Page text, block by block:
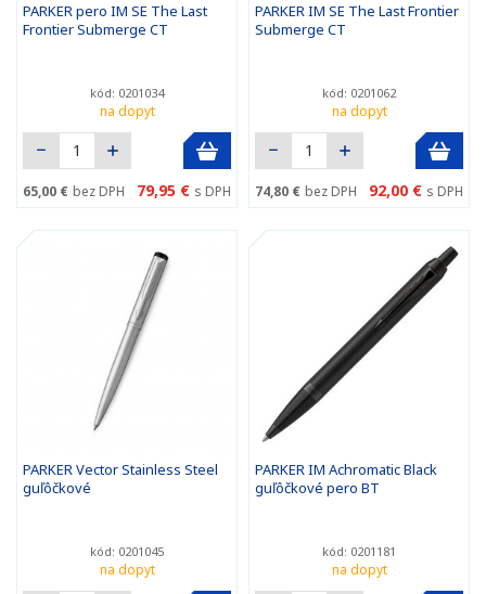
PARKER pero IM SE The Last
Frontier Submerge CT
kód: 0201034
na dopyt
65,00 € bez DPH 79,95 € s DPH
PARKER IM SE The Last Frontier
Submerge CT
kód: 0201062
na dopyt
74,80 € bez DPH 92,00 € s DPH
PARKER Vector Stainless Steel
guľôčkové
kód: 0201045
na dopyt
PARKER IM Achromatic Black
guľôčkové pero BT
kód: 0201181
na dopyt